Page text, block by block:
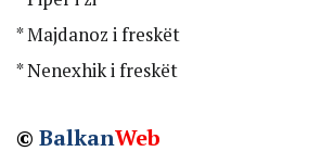
* Majdanoz i freskët
* Nenexhik i freskët
© BalkanWeb